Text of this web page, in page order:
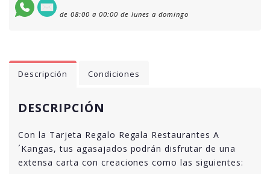
de 08:00 a 00:00 de lunes a domingo
Descripción Condiciones
DESCRIPCIÓN
Con la Tarjeta Regalo Regala Restaurantes A
´Kangas, tus agasajados podrán disfrutar de una
extensa carta con creaciones como las siguientes: